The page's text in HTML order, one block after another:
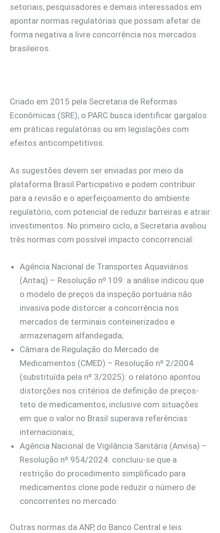
setoriais, pesquisadores e demais interessados em
apontar normas regulatórias que possam afetar de
forma negativa a livre concorrência nos mercados
brasileiros.
Criado em 2015 pela Secretaria de Reformas
Econômicas (SRE), o PARC busca identificar gargalos
em práticas regulatórias ou em legislações com
efeitos anticompetitivos.
As sugestões devem ser enviadas por meio da
plataforma Brasil Participativo e podem contribuir
para a revisão e o aperfeiçoamento do ambiente
regulatório, com potencial de reduzir barreiras e atrair
investimentos. No primeiro ciclo, a Secretaria avaliou
três normas com possível impacto concorrencial:
Agência Nacional de Transportes Aquaviários
(Antaq) – Resolução nº 109: a análise indicou que
o modelo de preços da inspeção portuária não
invasiva pode distorcer a concorrência nos
mercados de terminais conteinerizados e
armazenagem alfandegada;
Câmara de Regulação do Mercado de
Medicamentos (CMED) – Resolução nº 2/2004
(substituída pela nº 3/2025): o relatório apontou
distorções nos critérios de definição de preços-
teto de medicamentos, inclusive com situações
em que o valor no Brasil superava referências
internacionais;
Agência Nacional de Vigilância Sanitária (Anvisa) –
Resolução nº 954/2024: concluiu-se que a
restrição do procedimento simplificado para
medicamentos clone pode reduzir o número de
concorrentes no mercado.
Outras normas da ANP, do Banco Central e leis